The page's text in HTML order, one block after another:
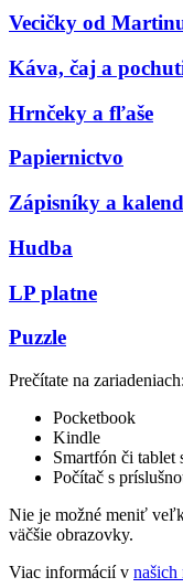
Vecičky od
Káva, čaj a
Hrnčeky a fľaše
Papiernictvo
Zápisníky a
Hudba
LP platne
Puzzle
Prečítate na zariadeniach:
Pocketbook
Kindle
Smartfón či tablet
Počítač s
Nie je možné meniť
väčšie obrazovky.
Viac informácií v našich